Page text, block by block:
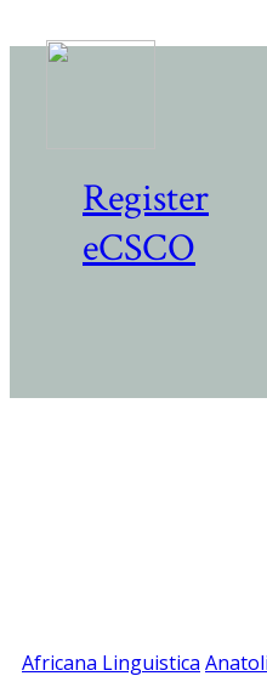
Register
eCSCO
Africana Linguistica